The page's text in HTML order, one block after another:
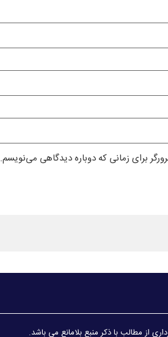
برای زمانی که دوباره دیدگاهی می‌نویسم.
از مطالب با ذکر منبع بلامانع می باشد.